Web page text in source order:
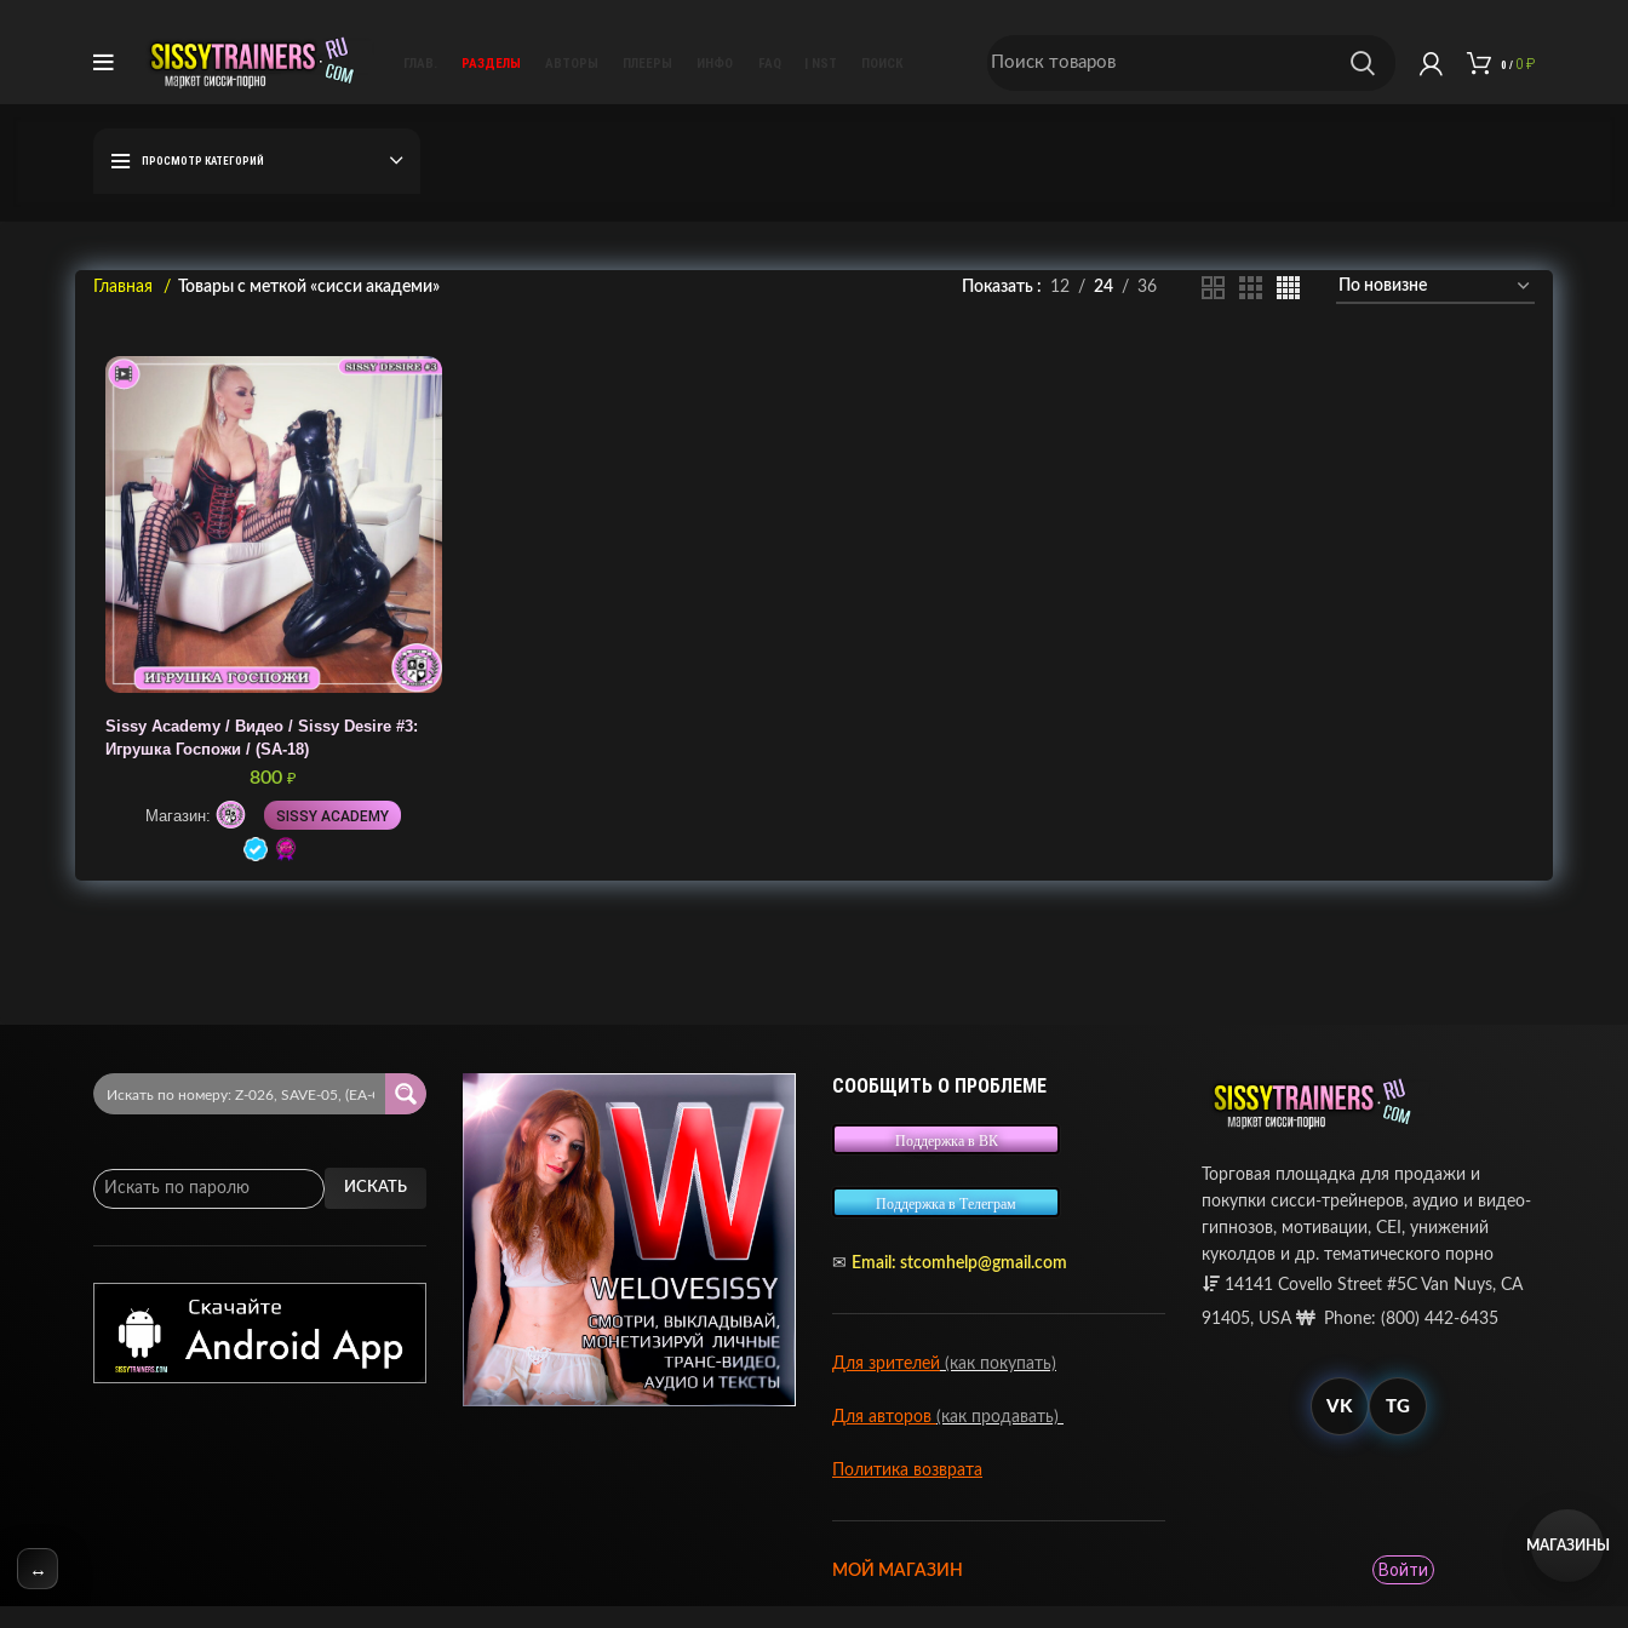
РАЗДЕЛЫ 0 / 0 ₽
ПРОСМОТР КАТЕГОРИЙ
Главная Товары с меткой «сисси академи» Показать 12 24 36
Sissy Academy / Видео / Sissy Desire #3:
Игрушка Госпожи / (SA-18)
800₽
Магазин: SISSY ACADEMY
ИСКАТЬ
СООБЩИТЬ О ПРОБЛЕМЕ
Поддержка в ВК
Поддержка в Телеграм
✉ Email: stcomhelp@gmail.com
Для зрителей (как покупать)
Для авторов (как продавать)
Политика возврата
МОЙ МАГАЗИН
Торговая площадка для продажи и
покупки сисси-трейнеров, аудио и видео-
гипнозов, мотивации, CEI, унижений
куколдов и др. тематического порно
14141 Covello Street #5C Van Nuys, CA
91405, USA
Phone: (800) 442-6435
VK TG
↔ Войти
МАГАЗИНЫ